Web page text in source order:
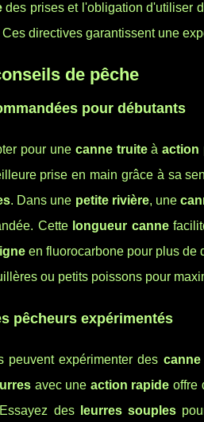
des prises et l'obligation d'utiliser
Ces directives garantissent une
de pêche
pour débutants
pour une canne truiteàaction
prise en main grâce à sa
. Dans une petite rivière, une
Cette longueur canne
ligne en fluorocarbone pour plus de
ou petits poissons pour
pêcheurs expérimentés
peuvent expérimenter des
avec une action rapide offre
des leurres souples